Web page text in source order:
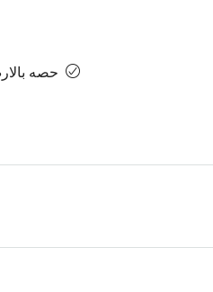
حصه